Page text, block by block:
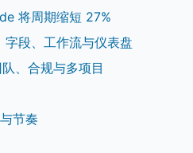
将周期缩短 27%
段、工作流与仪表盘
、合规与多项目
节奏